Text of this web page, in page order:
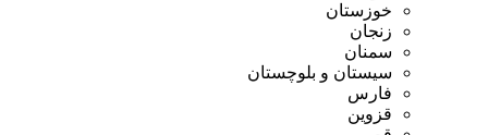
خوزستان
زنجان
سمنان
سیستان و بلوچستان
فارس
قزوین